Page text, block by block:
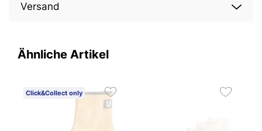
Versand
Ähnliche Artikel
Click&Collect only